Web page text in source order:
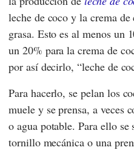
leche de coco y la crema
grasa. Esto es al menos un
un 20% para la crema de
por así decirlo, “leche de
Para hacerlo, se pelan los
muele y se prensa, a veces
o agua potable. Para ello
tornillo mecánica o una